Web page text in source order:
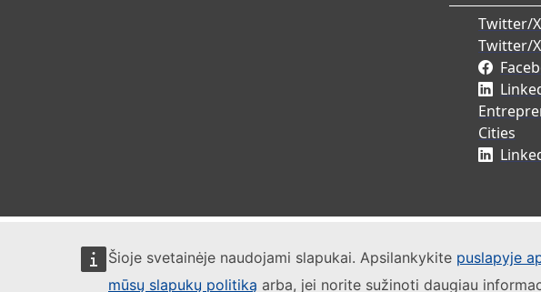
Šioje svetainėje naudojami slapukai. Apsilankykite puslapyje
mūsų slapukų politiką arba, jei norite sužinoti daugiau
Twitter/X
Twitter/
Cities